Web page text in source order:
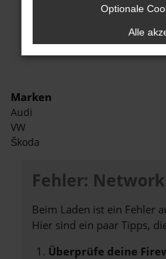
Marken
Audi
VW
Škoda
Fehler:
Beim Laden ist ein Fehler
Hier sind ein paar Tipps,
Überprüfe deine
Optionale
Alle